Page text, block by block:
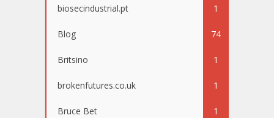
biosecindustrial.pt 1
Blog 74
Britsino 1
brokenfutures.co.uk 1
Bruce Bet 1